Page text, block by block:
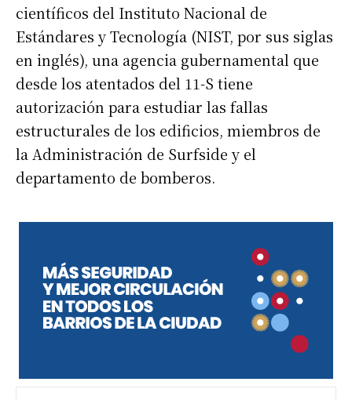
científicos del Instituto Nacional de
Estándares y Tecnología (NIST, por sus siglas
en inglés), una agencia gubernamental que
desde los atentados del 11-S tiene
autorización para estudiar las fallas
estructurales de los edificios, miembros de
la Administración de Surfside y el
departamento de bomberos.